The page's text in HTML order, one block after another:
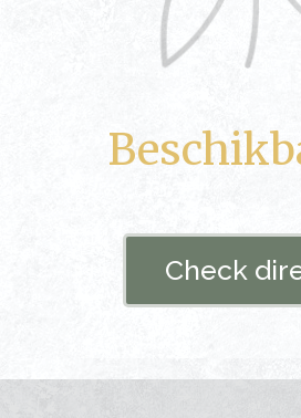
Check